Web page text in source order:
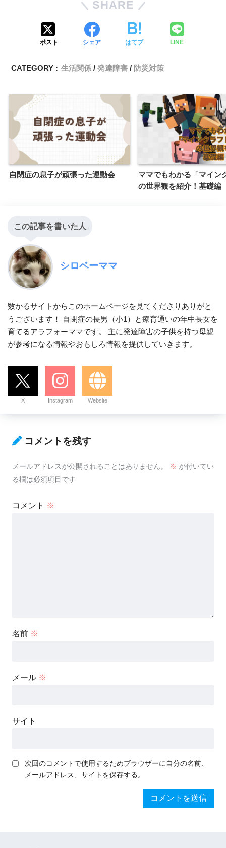
SHARE
ポスト シェア はてブ LINE
CATEGORY : 生活関係 発達障害 防災対策
自閉症の息子が頑張った運動会
ママでもわかる「マイン
の世界観を紹介！基礎編
この記事を書いた人
シロベーママ
数かるサイトからこのホームページを見てくださりありがと
うございます！ 自閉症の長男（小1）と療育通いの年中長女を
育てるアラフォーママです。 主に発達障害の子供を持つ母親
が参考になる情報やおもしろ情報を提供していきます。
X Instagram Website
コメントを残す
メールアドレスが公開されることはありません。 ※ が付いてい
る欄は必須項目です
コメント ※
名前 ※
メール ※
サイト
次回のコメントで使用するためブラウザーに自分の名前、
メールアドレス、サイトを保存する。